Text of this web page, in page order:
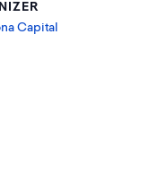
Capital